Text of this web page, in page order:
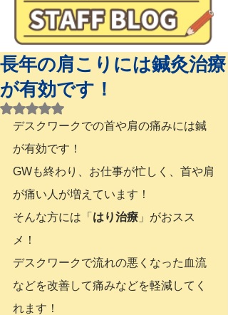
長年の肩こりには鍼灸治療
が有効です！
5つ星のうちNaNと評価されています。
デスクワークでの首や肩の痛みには鍼
が有効です！
GWも終わり、お仕事が忙しく、首や肩
が痛い人が増えています！
そんな方には「 はり治療 」がおスス
メ！
デスクワークで流れの悪くなった血流
などを改善して痛みなどを軽減してく
れます！